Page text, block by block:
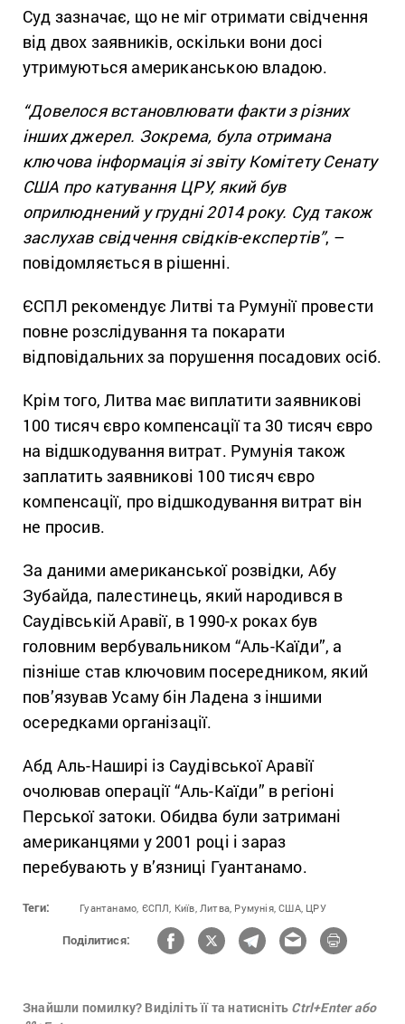
Суд зазначає, що не міг отримати свідчення
від двох заявників, оскільки вони досі
утримуються американською владою.
“Довелося встановлювати факти з різних
інших джерел. Зокрема, була отримана
ключова інформація зі звіту Комітету Сенату
США про катування ЦРУ, який був
оприлюднений у грудні 2014 року. Суд також
заслухав свідчення свідків-експертів”, –
повідомляється в рішенні.
ЄСПЛ рекомендує Литві та Румунії провести
повне розслідування та покарати
відповідальних за порушення посадових осіб.
Крім того, Литва має виплатити заявникові
100 тисяч євро компенсації та 30 тисяч євро
на відшкодування витрат. Румунія також
заплатить заявникові 100 тисяч євро
компенсації, про відшкодування витрат він
не просив.
За даними американської розвідки, Абу
Зубайда, палестинець, який народився в
Саудівській Аравії, в 1990-х роках був
головним вербувальником “Аль-Каїди”, а
пізніше став ключовим посередником, який
пов’язував Усаму бін Ладена з іншими
осередками організації.
Абд Аль-Наширі із Саудівської Аравії
очолював операції “Аль-Каїди” в регіоні
Перської затоки. Обидва були затримані
американцями у 2001 році і зараз
перебувають у в’язниці Гуантанамо.
Теги: Гуантанамо, ЄСПЛ, Київ, Литва, Румунія, США, ЦРУ
Поділитися:
Знайшли помилку? Виділіть її та натисніть Ctrl+Enter або